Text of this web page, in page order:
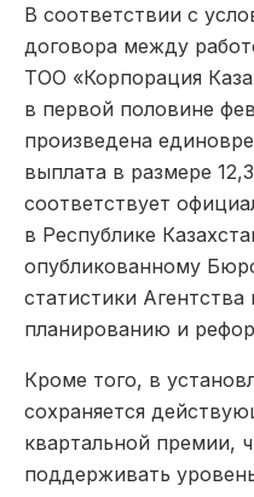
В соответствии с
договора между
ТОО «Корпорация
в первой половине
произведена
выплата в размере
соответствует
в Республике
опубликованному
статистики Агентства
планированию и
Кроме того, в
сохраняется
квартальной премии,
поддерживать